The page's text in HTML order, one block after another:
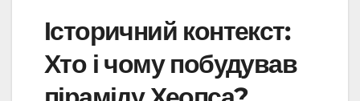
Історичний контекст:
Хто і чому побудував